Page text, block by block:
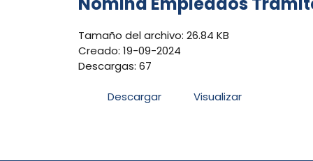
Tamaño del archivo: 26.84 KB
Creado: 19-09-2024
Descargas: 67
Descargar Visualizar